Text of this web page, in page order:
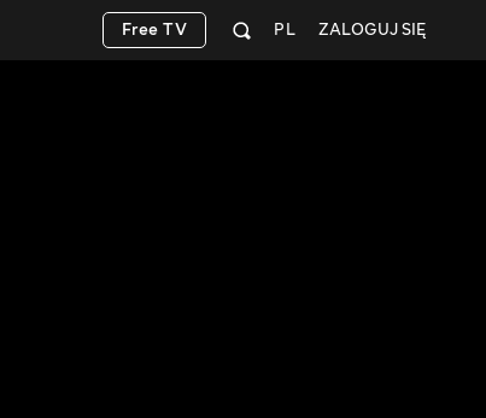
ZALOGUJ SIĘ
PL
Free TV